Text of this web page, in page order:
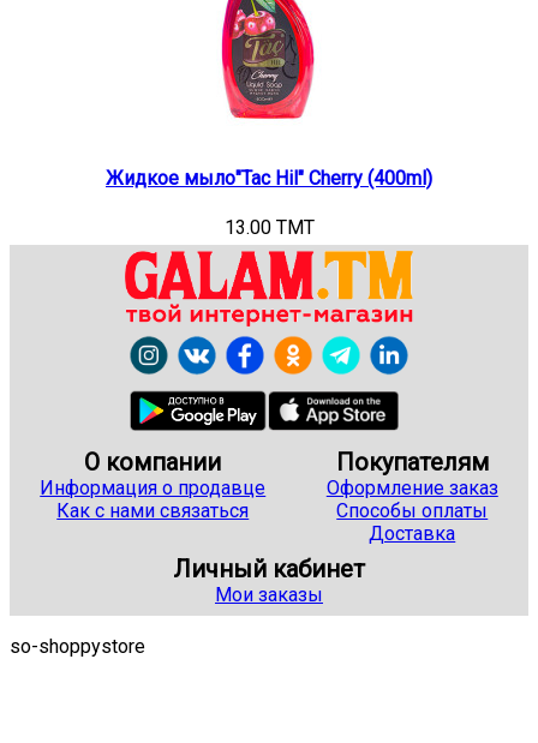
Жидкое мыло"Tac Hil" Cherry (400ml)
13.00 TMT
О компании
Информация о продавце
Как с нами связаться
Покупателям
Оформление заказ
Способы оплаты
Доставка
Личный кабинет
Мои заказы
so-shoppystore